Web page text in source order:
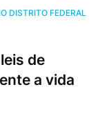
DISTRITO FEDERAL
de
a vida